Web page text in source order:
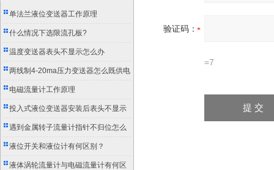
单法兰液位变送器工作原理
什么情况下选限流孔板?
温度变送器表头不显示怎么办
两线制4-20ma压力变送器怎么既供电
又传信号？
电磁流量计工作原理
投入式液位变送器安装后表头不显示
怎么办？
遇到金属转子流量计指针不归位怎么
办？
液位开关和液位计有何区别？
液体涡轮流量计与电磁流量计有何区
验证码：
=7